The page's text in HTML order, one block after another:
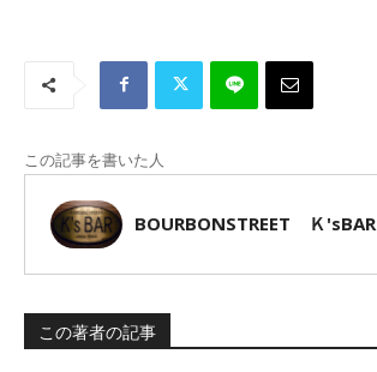
この記事を書いた人
BOURBONSTREET Ｋ'sBAR
この著者の記事